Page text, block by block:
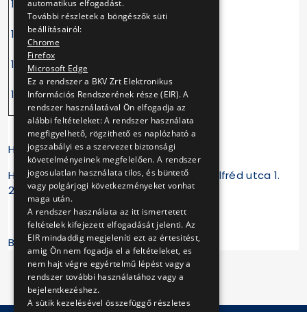
12:36 12:40 12:55
13:36 13:40
14:36 14:40
15:36 15:40 15:55 16:00
Helyszín, időpont:
Hungária kocsiszín 1087 Budapest Brüll Alfréd utca 1.
2018. október 6. 10:00-16:00
BKV Zrt.
automatikus elfogadást.
További részletek a böngészők süti
beállításairól:
Chrome
Firefox
Microsoft Edge
Ez a rendszer a BKV Zrt Elektronikus
Információs Rendszerének része (EIR). A
rendszer használatával Ön elfogadja az
alábbi feltételeket: A rendszer használata
megfigyelhető, rögzithető es naplózható a
jogszabályi es a szervezet biztonsági
követelményeinek megfelelően. A rendszer
jogosulatlan használata tilos, és büntető
vagy polgárjogi következményeket vonhat
maga után.
A rendszer használata az itt ismertetett
feltételek kifejezett elfogadását jelenti. Az
EIR mindaddig megjeleníti ezt az értesitést,
amig Ön nem fogadja el a feltételeket, es
nem hajt végre egyértelmű lépést vagy a
rendszer további használatához vagy a
bejelentkezéshez.
A sütik kezelésével összefüggő részletes